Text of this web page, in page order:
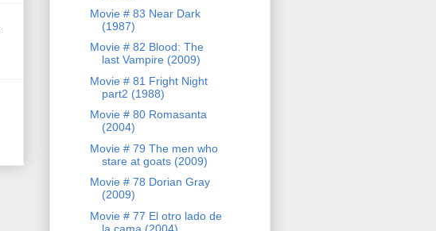
Movie # 83 Near Dark
(1987)
Movie # 82 Blood: The
last Vampire (2009)
Movie # 81 Fright Night
part2 (1988)
Movie # 80 Romasanta
(2004)
Movie # 79 The men who
stare at goats (2009)
Movie # 78 Dorian Gray
(2009)
Movie # 77 El otro lado de
la cama (2004)